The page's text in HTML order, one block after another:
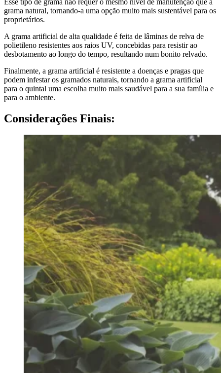
grama natural, tornando-a uma opção muito mais sustentável para os
proprietários.
A grama artificial de alta qualidade é feita de lâminas de relva de
polietileno resistentes aos raios UV, concebidas para resistir ao
desbotamento ao longo do tempo, resultando num bonito relvado.
Finalmente, a grama artificial é resistente a doenças e pragas que
podem infestar os gramados naturais, tornando a grama artificial
para o quintal uma escolha muito mais saudável para a sua família e
para o ambiente.
Considerações Finais: